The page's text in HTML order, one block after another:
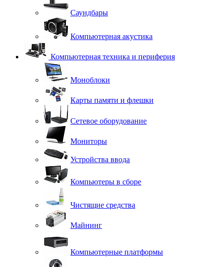
Саундбары
Компьютерная акустика
Компьютерная техника и периферия
Моноблоки
Карты памяти и флешки
Сетевое оборудование
Мониторы
Устройства ввода
Компьютеры в сборе
Чистящие средства
Майнинг
Компьютерные платформы